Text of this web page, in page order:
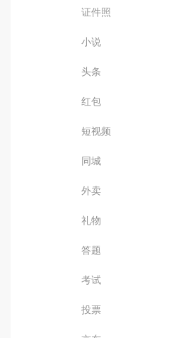
证件照
小说
头条
红包
短视频
同城
外卖
礼物
答题
考试
投票